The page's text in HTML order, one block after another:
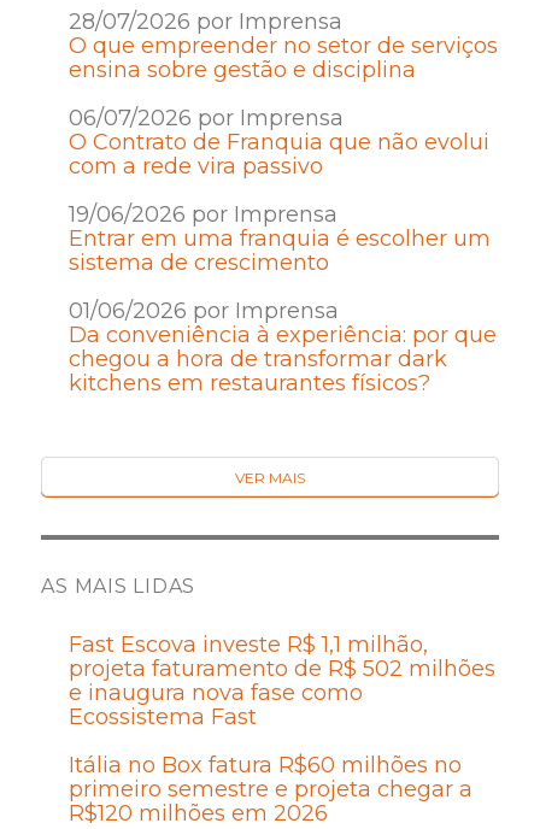
28/07/2026 por Imprensa
O que empreender no setor de serviços
ensina sobre gestão e disciplina
06/07/2026 por Imprensa
O Contrato de Franquia que não evolui
com a rede vira passivo
19/06/2026 por Imprensa
Entrar em uma franquia é escolher um
sistema de crescimento
01/06/2026 por Imprensa
Da conveniência à experiência: por que
chegou a hora de transformar dark
kitchens em restaurantes físicos?
VER MAIS
AS MAIS LIDAS
Fast Escova investe R$ 1,1 milhão,
projeta faturamento de R$ 502 milhões
e inaugura nova fase como
Ecossistema Fast
Itália no Box fatura R$60 milhões no
primeiro semestre e projeta chegar a
R$120 milhões em 2026